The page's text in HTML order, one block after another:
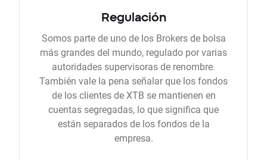
Regulación
Somos parte de uno de los Brokers de bolsa
más grandes del mundo, regulado por varias
autoridades supervisoras de renombre.
También vale la pena señalar que los fondos
de los clientes de XTB se mantienen en
cuentas segregadas, lo que significa que
están separados de los fondos de la
empresa.